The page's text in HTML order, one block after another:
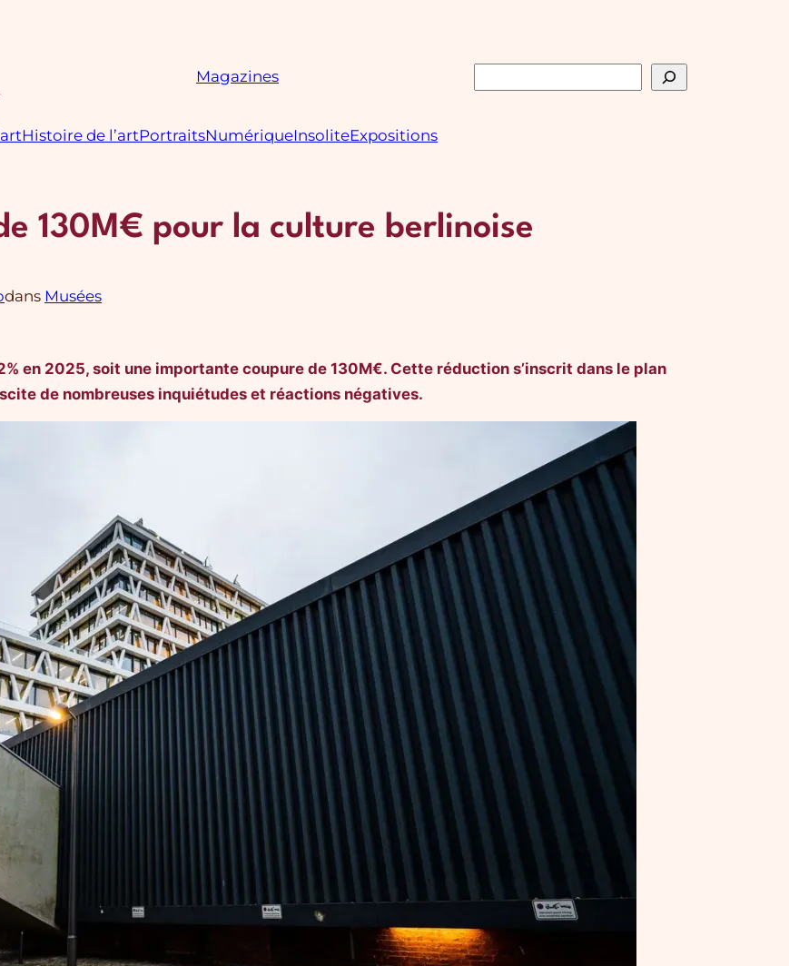
Magazines Rechercher
Histoire de l’artPortraitsNumériqueInsoliteExpositions
130M€ pour la culture berlinoise
dans Musées
en 2025, soit une importante coupure de 130M€. Cette réduction s’inscrit dans le plan
de nombreuses inquiétudes et réactions négatives.